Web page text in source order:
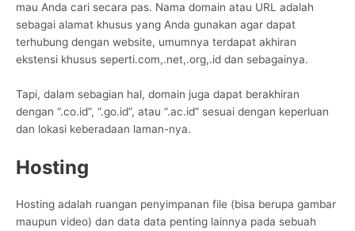
mau Anda cari secara pas. Nama domain atau URL adalah
sebagai alamat khusus yang Anda gunakan agar dapat
terhubung dengan website, umumnya terdapat akhiran
ekstensi khusus seperti.com,.net,.org,.id dan sebagainya.
Tapi, dalam sebagian hal, domain juga dapat berakhiran
dengan “.co.id”, “.go.id”, atau “.ac.id” sesuai dengan keperluan
dan lokasi keberadaan laman-nya.
Hosting
Hosting adalah ruangan penyimpanan file (bisa berupa gambar
maupun video) dan data data penting lainnya pada sebuah